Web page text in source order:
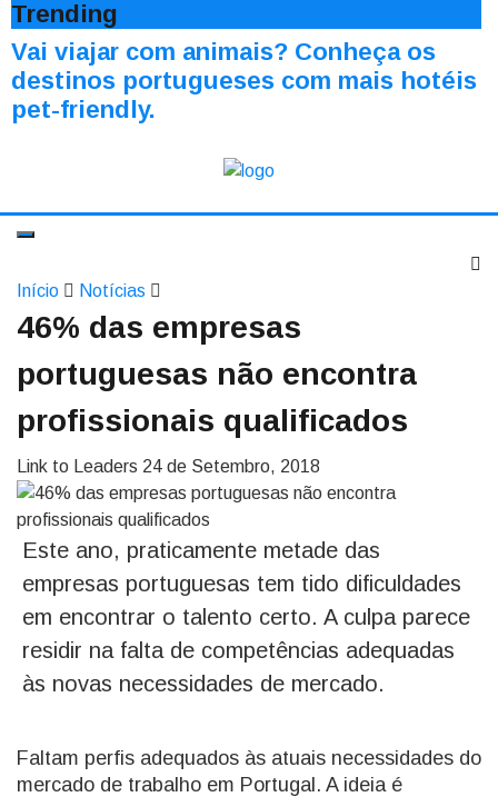
Trending
Vai viajar com animais? Conheça os
destinos portugueses com mais hotéis
pet-friendly.
Início Notícias
46% das empresas
portuguesas não encontra
profissionais qualificados
Link to Leaders 24 de Setembro, 2018
Este ano, praticamente metade das
empresas portuguesas tem tido dificuldades
em encontrar o talento certo. A culpa parece
residir na falta de competências adequadas
às novas necessidades de mercado.
Faltam perfis adequados às atuais necessidades do
mercado de trabalho em Portugal. A ideia é